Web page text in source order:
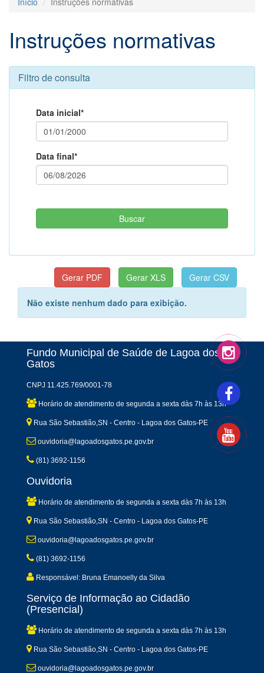
Instruções normativas
Filtro de consulta
Data inicial*
Data final*
Não existe nenhum dado para exibição.
Fundo Municipal de Saúde de Lagoa dos
Gatos
CNPJ 11.425.769/0001-78
Horário de atendimento de segunda a sexta dàs 7h às 13h
Rua São Sebastião,SN - Centro - Lagoa dos Gatos-PE
ouvidoria@lagoadosgatos.pe.gov.br
(81) 3692-1156
Ouvidoria
Horário de atendimento de segunda a sexta dàs 7h às 13h
Rua São Sebastião,SN - Centro - Lagoa dos Gatos-PE
ouvidoria@lagoadosgatos.pe.gov.br
(81) 3692-1156
Responsável: Bruna Emanoelly da Silva
Serviço de Informação ao Cidadão
(Presencial)
Horário de atendimento de segunda a sexta dàs 7h às 13h
Rua São Sebastião,SN - Centro - Lagoa dos Gatos-PE
ouvidoria@lagoadosgatos.pe.gov.br